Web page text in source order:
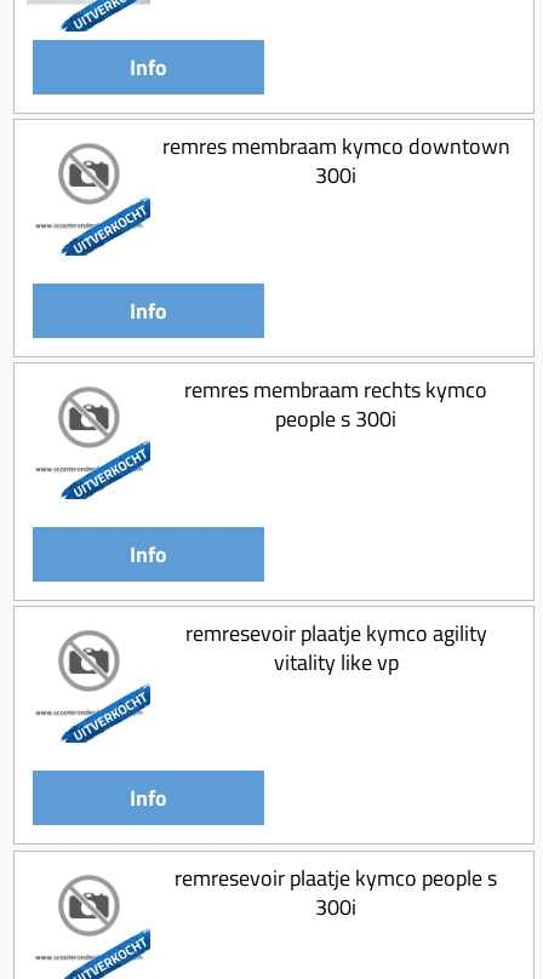
Info
remres membraam kymco downtown
300i
Info
remres membraam rechts kymco
people s 300i
Info
remresevoir plaatje kymco agility
vitality like vp
Info
remresevoir plaatje kymco people s
300i